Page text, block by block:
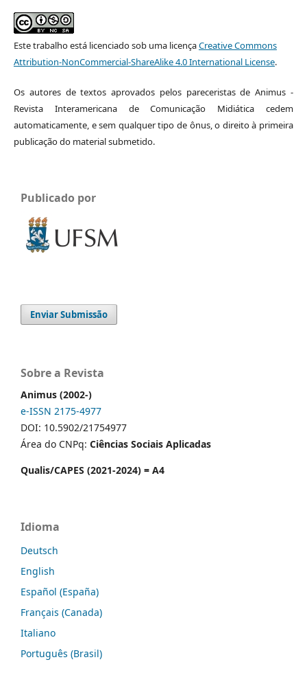
Este trabalho está licenciado sob uma licençaCreative Commons
Attribution-NonCommercial-ShareAlike 4.0 International License.
Os autores de textos aprovados pelos pareceristas de Animus -
Revista Interamericana de Comunicação Midiática cedem
automaticamente, e sem qualquer tipo de ônus, o direito à primeira
publicação do material submetido.
Publicado por
Enviar Submissão
Sobre a Revista
Animus (2002-)
e-ISSN 2175-4977
DOI: 10.5902/21754977
Área do CNPq: Ciências Sociais Aplicadas
Qualis/CAPES (2021-2024) = A4
Idioma
Deutsch
English
Español (España)
Français (Canada)
Italiano
Português (Brasil)